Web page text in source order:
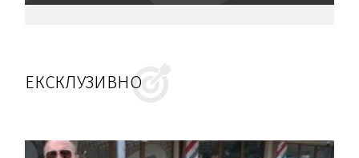
ЕКСКЛУЗИВНО